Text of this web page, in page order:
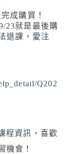
成購買！
23就是最後購
退課，愛注
Q202
程資訊， 喜歡
機會！